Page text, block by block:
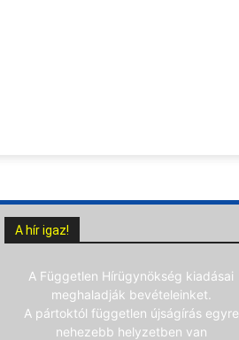
A hír igaz!
A Független Hírügynökség kiadásai
meghaladják bevételeinket.
A pártoktól független újságírás egyre
nehezebb helyzetben van